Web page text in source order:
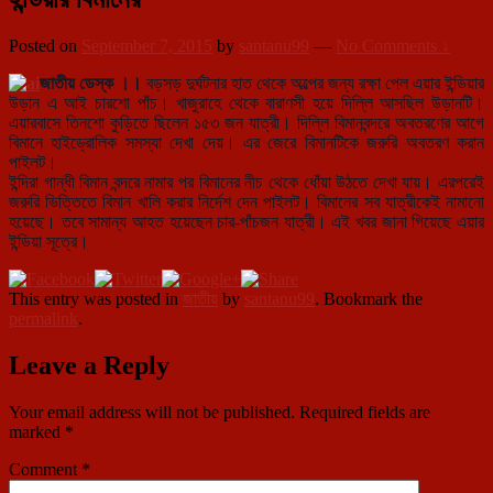
Posted on September 7, 2015 by santanu99 — No Comments ↓
জাতীয় ডেস্ক ।। বড়সড় দুর্ঘটনার হাত থেকে অল্পের জন্য রক্ষা পেল এয়ার ইন্ডিয়ার
উড়ান এ আই চারশো পাঁচ। খাজুরাহে থেকে বারাণসী হয়ে দিল্লি আসছিল উড়ানটি।
এয়ারবাসে তিনশো কুড়িতে ছিলেন ১৫৩ জন যাত্রী। দিল্লি বিমানবন্দরে অবতরণের আগে
বিমানে হাইড্রোলিক সমস্যা দেখা দেয়। এর জেরে বিমানটিকে জরুরি অবতরণ করান
পাইলট।
ইন্দিরা গান্ধী বিমান বন্দরে নামার পর বিমানের নীচ থেকে ধোঁয়া উঠতে দেখা যায়। এরপরেই
জরুরি ভিত্তিতে বিমান খালি করার নির্দেশ দেন পাইলট। বিমানের সব যাত্রীকেই নামানো
হয়েছে। তবে সামান্য আহত হয়েছেন চার-পাঁচজন যাত্রী। এই খবর জানা গিয়েছে এয়ার
ইন্ডিয়া সূত্রে।
This entry was posted in জাতীয় by santanu99. Bookmark the
permalink.
Leave a Reply
Your email address will not be published. Required fields are
marked *
Comment *